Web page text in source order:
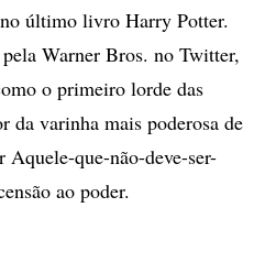
último livro Harry Potter.
Warner Bros. no Twitter,
o primeiro lorde das
da varinha mais poderosa de
que-não-deve-ser-
ao poder.